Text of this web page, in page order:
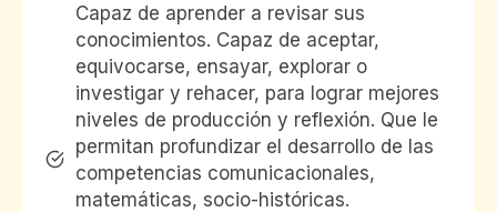
Capaz de aprender a revisar sus
conocimientos. Capaz de aceptar,
equivocarse, ensayar, explorar o
investigar y rehacer, para lograr mejores
niveles de producción y reflexión. Que le
permitan profundizar el desarrollo de las
competencias comunicacionales,
matemáticas, socio-históricas.